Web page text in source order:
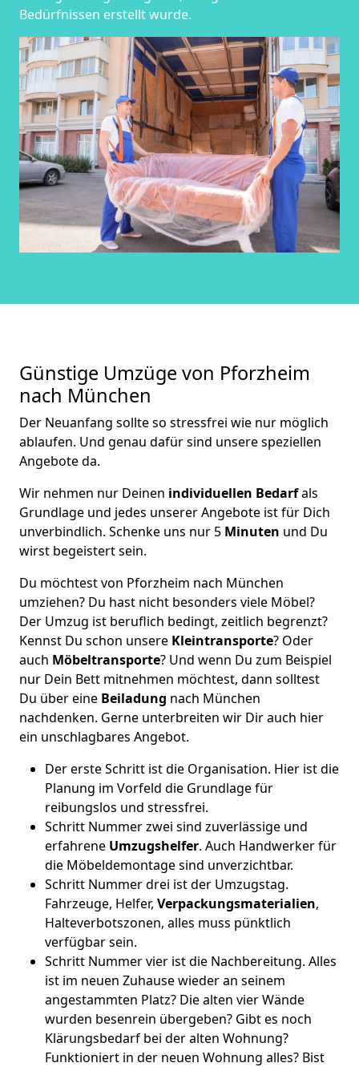
Bedürfnissen erstellt wurde.
Günstige Umzüge von Pforzheim
nach München
Der Neuanfang sollte so stressfrei wie nur möglich
ablaufen. Und genau dafür sind unsere speziellen
Angebote da.
Wir nehmen nur Deinen individuellen Bedarfals
Grundlage und jedes unserer Angebote ist für Dich
unverbindlich. Schenke uns nur 5 Minuten und Du
wirst begeistert sein.
Du möchtest von Pforzheim nach München
umziehen? Du hast nicht besonders viele Möbel?
Der Umzug ist beruflich bedingt, zeitlich begrenzt?
Kennst Du schon unsere Kleintransporte? Oder
auch Möbeltransporte? Und wenn Du zum Beispiel
nur Dein Bett mitnehmen möchtest, dann solltest
Du über eine Beiladung nach München
nachdenken. Gerne unterbreiten wir Dir auch hier
ein unschlagbares Angebot.
Der erste Schritt ist die Organisation. Hier ist die
Planung im Vorfeld die Grundlage für
reibungslos und stressfrei.
Schritt Nummer zwei sind zuverlässige und
erfahrene Umzugshelfer. Auch Handwerker für
die Möbeldemontage sind unverzichtbar.
Schritt Nummer drei ist der Umzugstag.
Fahrzeuge, Helfer, Verpackungsmaterialien,
Halteverbotszonen, alles muss pünktlich
verfügbar sein.
Schritt Nummer vier ist die Nachbereitung. Alles
ist im neuen Zuhause wieder an seinem
angestammten Platz? Die alten vier Wände
wurden besenrein übergeben? Gibt es noch
Klärungsbedarf bei der alten Wohnung?
Funktioniert in der neuen Wohnung alles? Bist